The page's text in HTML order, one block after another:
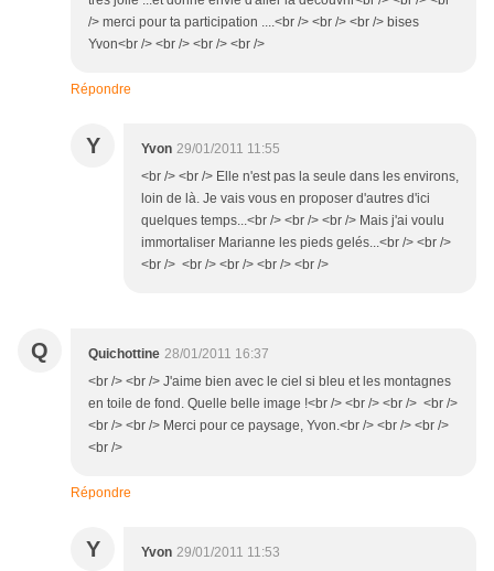
/> merci pour ta participation ....<br /> <br /> <br /> bises
Yvon<br /> <br /> <br /> <br />
Répondre
Y Yvon 29/01/2011 11:55
<br /> <br /> Elle n'est pas la seule dans les environs,
loin de là. Je vais vous en proposer d'autres d'ici
quelques temps...<br /> <br /> <br /> Mais j'ai voulu
immortaliser Marianne les pieds gelés...<br /> <br />
<br /> <br /> <br /> <br /> <br />
Q Quichottine 28/01/2011 16:37
<br /> <br /> J'aime bien avec le ciel si bleu et les montagnes
en toile de fond. Quelle belle image !<br /> <br /> <br /> <br />
<br /> <br /> Merci pour ce paysage, Yvon.<br /> <br /> <br />
<br />
Répondre
Y Yvon 29/01/2011 11:53